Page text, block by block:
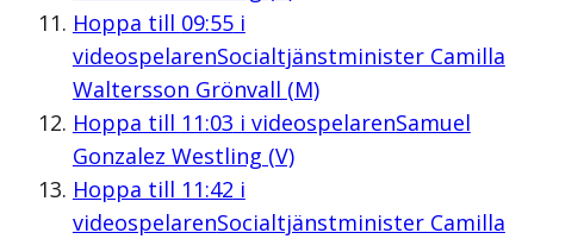
Hoppa till 09:55i
videospelarenSocialtjänstminister Camilla
Waltersson Grönvall (M)
Hoppa till 11:03 i videospelarenSamuel
Gonzalez Westling (V)
Hoppa till 11:42 i
videospelarenSocialtjänstminister Camilla